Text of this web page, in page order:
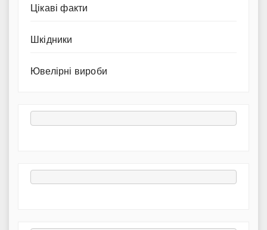
Цікаві факти
Шкідники
Ювелірні вироби